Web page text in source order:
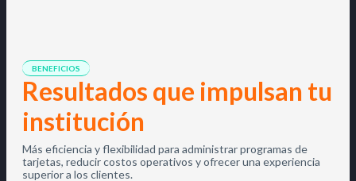
BENEFICIOS
Resultados que impulsan tu
institución
Más eficiencia y flexibilidad para administrar programas de
tarjetas, reducir costos operativos y ofrecer una experiencia
superior a los clientes.